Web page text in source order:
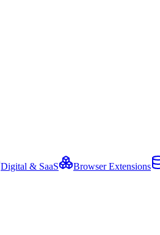
Digital & SaaS Browser Extensions